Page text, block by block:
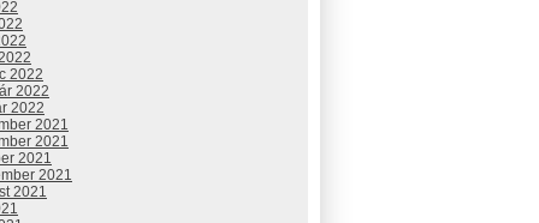
2022
2022
2022
2021
2021
2021
2021
2021